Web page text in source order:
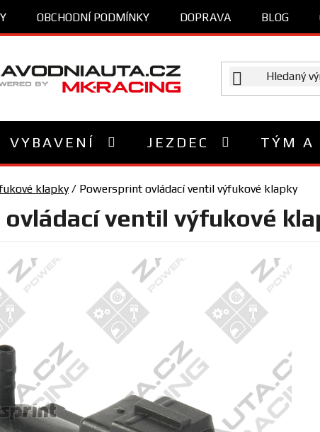
OBCHODNÍ PODMÍNKY DOPRAVA BLOG
VYBAVENÍ JEZDEC TÝM A
klapky / Powersprint ovládací ventil výfukové klapky
ventil výfukové